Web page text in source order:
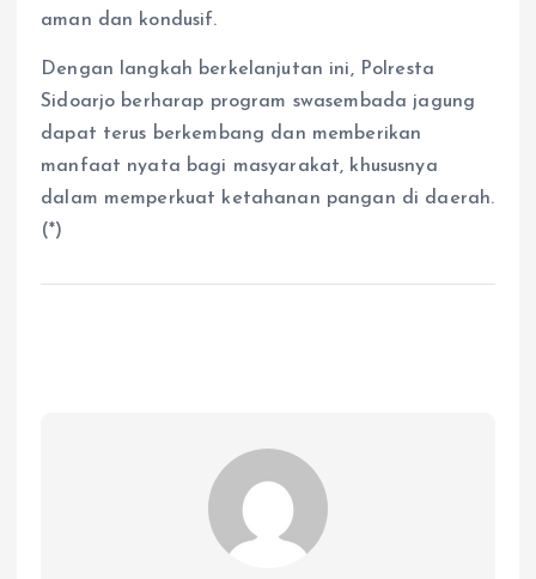
aman dan kondusif.
Dengan langkah berkelanjutan ini, Polresta
Sidoarjo berharap program swasembada jagung
dapat terus berkembang dan memberikan
manfaat nyata bagi masyarakat, khususnya
dalam memperkuat ketahanan pangan di daerah.
(*)